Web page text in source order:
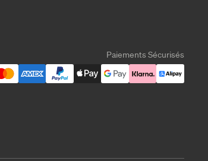
Paiements Sécurisés